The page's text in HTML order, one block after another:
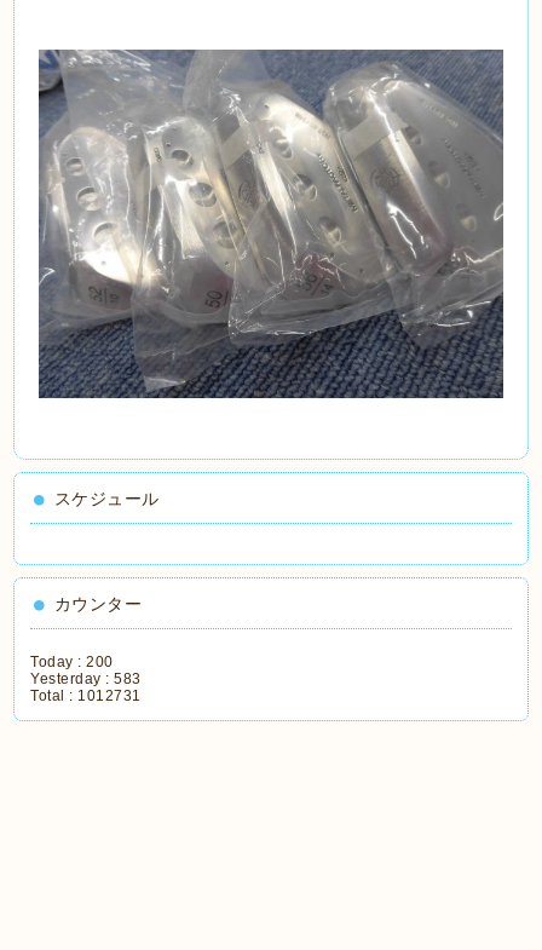
スケジュール
カウンター
Today :200
Yesterday :583
Total : 1012731